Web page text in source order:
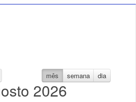
mês semana dia
2026